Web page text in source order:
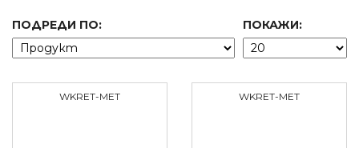
ПОДРЕДИ ПО: ПОКАЖИ:
WKRET-MET WKRET-MET